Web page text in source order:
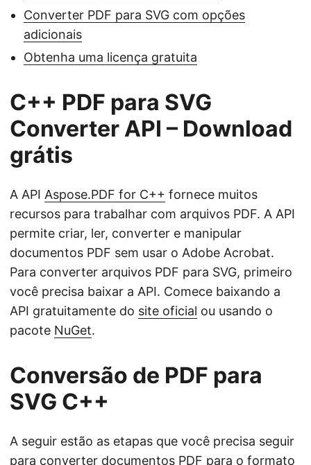
Converter PDF para SVG com opções
adicionais
Obtenha uma licença gratuita
C++ PDF para SVG
Converter API – Download
grátis
A API Aspose.PDF for C++ fornece muitos
recursos para trabalhar com arquivos PDF. A API
permite criar, ler, converter e manipular
documentos PDF sem usar o Adobe Acrobat.
Para converter arquivos PDF para SVG, primeiro
você precisa baixar a API. Comece baixando a
API gratuitamente do site oficial ou usando o
pacote NuGet.
Conversão de PDF para
SVG C++
A seguir estão as etapas que você precisa seguir
para converter documentos PDF para o formato